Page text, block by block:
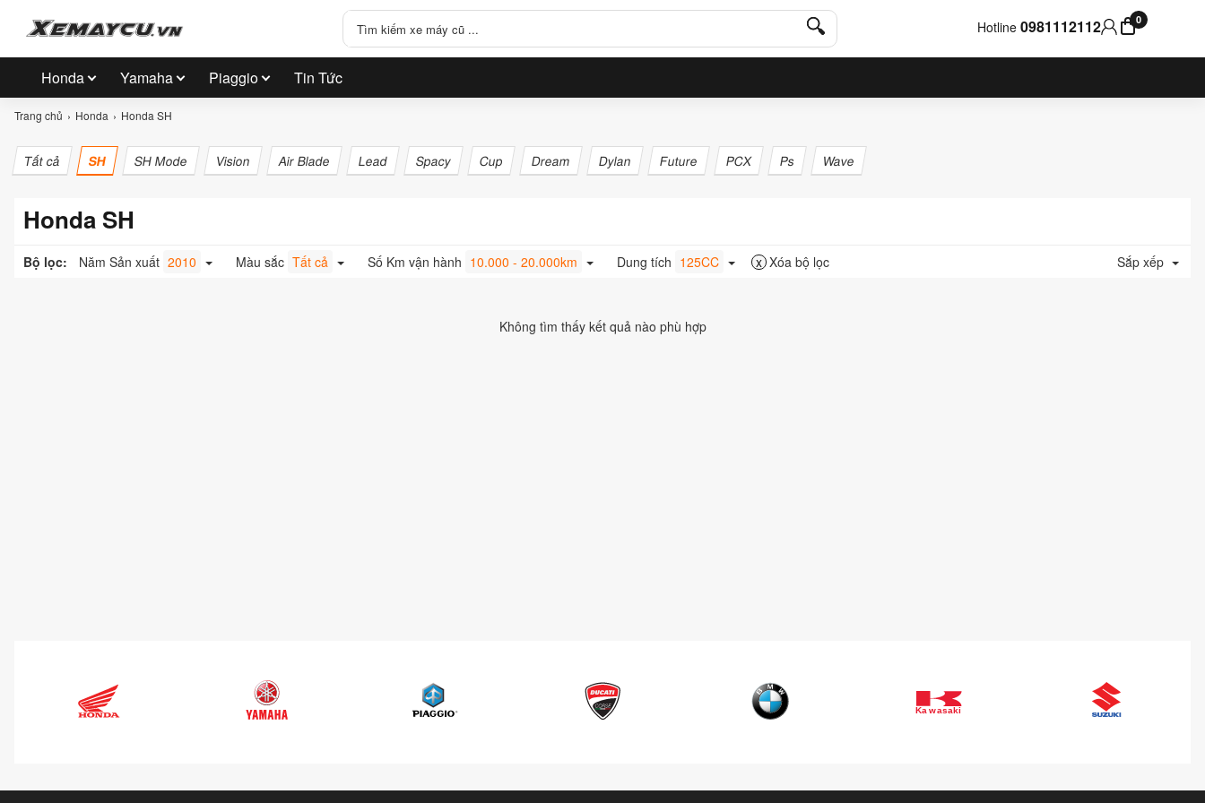
Hotline 0981112112 0
Honda Yamaha Piaggio Tin Tức
Trang chủ Honda Honda SH
Tất cả SH SH Mode Vision Air Blade Lead Spacy Cup Dream Dylan Future PCX Ps Wave
Honda SH
Bộ lọc: Năm Sản xuất 2010 Màu sắc Tất cả Số Km vận hành 10.000 - 20.000km Dung tích 125CC Xóa bộ lọc Sắp xếp
Không tìm thấy kết quả nào phù hợp